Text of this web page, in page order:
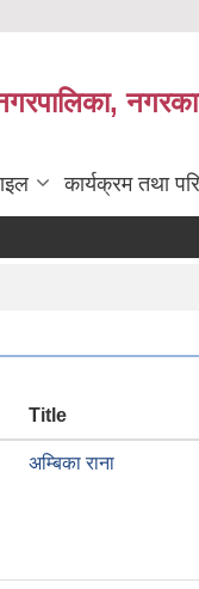
कार्यक्रम तथा
Title
अम्बिका राना